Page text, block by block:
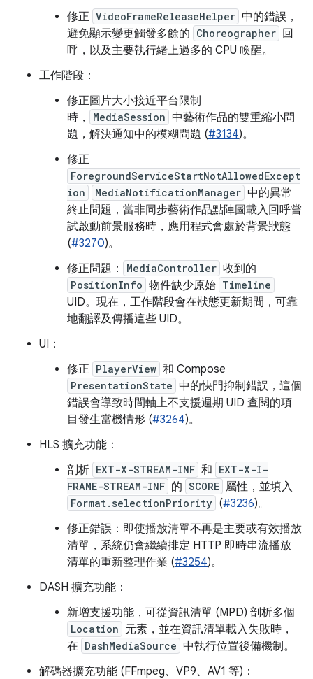
修正 VideoFrameReleaseHelper 中的錯誤，
避免顯示變更觸發多餘的 Choreographer 回
呼，以及主要執行緒上過多的 CPU 喚醒。
工作階段：
修正圖片大小接近平台限制
時，
MediaSession 中藝術作品的雙重縮小問
題，解決通知中的模糊問題 (#3134)。
修正
ForegroundServiceStartNotAllowedExcept
ion
MediaNotificationManager 中的異常
終止問題，當非同步藝術作品點陣圖載入回呼嘗
試啟動前景服務時，應用程式會處於背景狀態
(#3270)。
修正問題：
MediaController 收到的
PositionInfo 物件缺少原始 Timeline
UID。現在，工作階段會在狀態更新期間，可靠
地翻譯及傳播這些 UID。
UI：
修正 PlayerView 和 Compose
PresentationState 中的快門抑制錯誤，這個
錯誤會導致時間軸上不支援週期 UID 查閱的項
目發生當機情形 (#3264)。
HLS 擴充功能：
剖析 EXT-X-STREAM-INF 和 EXT-X-I-
FRAME-STREAM-INF 的 SCORE 屬性，並填入
Format.selectionPriority (#3236)。
修正錯誤：即使播放清單不再是主要或有效播放
清單，系統仍會繼續排定 HTTP 即時串流播放
清單的重新整理作業 (#3254)。
DASH 擴充功能：
新增支援功能，可從資訊清單 (MPD) 剖析多個
Location 元素，並在資訊清單載入失敗時，
在 DashMediaSource 中執行位置後備機制。
解碼器擴充功能 (FFmpeg、VP9、AV1 等)：